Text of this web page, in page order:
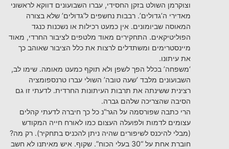
וצוקרמן השולט בזקן החסידי, עברו השבועונים דווקא לראשוני
מאדירי ה’גדולים’. רבבות נחשפים ל’גדולים’ שלא בצורה
המאוסה שביומונים. אין כמעט רכילות או נשכנות כנגד
הפוליטיקאים. התחקירים מאוד מלטפים לציבור החרדי, מאוד
מיינסטרימים ומשתדלים לרצות את כלל הציבור שאוהב כך
את עיתונו.
‘משפחה’ בכלל הפך לשפן ולא תוקף כמעט מאומה. שימו לב,
השבועונים מלבד ‘שעה טובה’ השולי עברו טרנספומציה
רצינית ששינתה את תרבות העיתונות החרדית. לדעתי זו גם
הסיבה שהצריכה שלהם גברה.
הרי כתבה שפורסמה על הגר”נ כל כך חיברה לדעתי קהלים
עצומים לדמות ולפועלה העצום כמו לאורח חייה המקודש
(מבלי להיכנס לשיפורים שהיה ניתן להכניס בתחקיר). רק מה?
חוברת אחת על “30 בעלי הכוח”. שקוף. איש מאיתנו לא חשב